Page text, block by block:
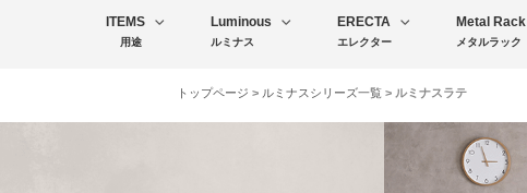
ITEMS
用途
Luminous
ルミナス
ERECTA
エレクター
Metal Rack
メタルラック
トップページ > ルミナスシリーズ一覧 > ルミナスラテ